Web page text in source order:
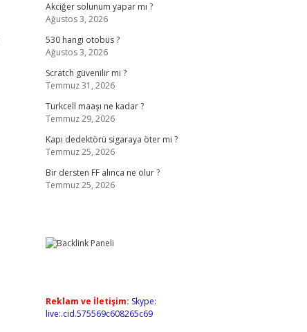
Akciğer solunum yapar mı ?
Ağustos 3, 2026
530 hangi otobüs ?
Ağustos 3, 2026
Scratch güvenilir mi ?
Temmuz 31, 2026
Turkcell maaşı ne kadar ?
Temmuz 29, 2026
Kapı dedektörü sigaraya öter mi ?
Temmuz 25, 2026
Bir dersten FF alınca ne olur ?
Temmuz 25, 2026
Reklam ve İletişim: Skype:
live:.cid.575569c608265c69